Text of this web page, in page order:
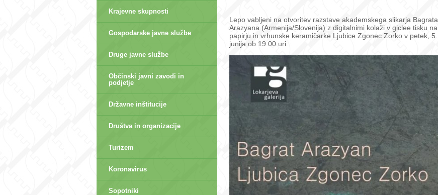
Krajevne skupnosti
Gospodarske javne službe
Druge javne službe
Občinski javni zavodi in
podjetje
Državne inštitucije
Društva in organizacije
Turizem
Koronavirus
Sopotniki
Lepo vabljeni na otvoritev razstave akademskega slikarja Bagrata
Arazyana (Armenija/Slovenija) z digitalnimi kolaži v giclee tisku na
papirju in vrhunske keramičarke Ljubice Zgonec Zorko v petek, 5.
junija ob 19.00 uri.